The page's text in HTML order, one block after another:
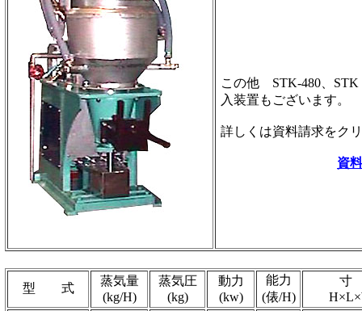
この他 STK-480、STK
入装置もございます。
詳しくは資料請求をク
資
型 式
蒸気量
(kg/H)
蒸気圧
(kg)
動力
(kw)
能力
(俵/H)